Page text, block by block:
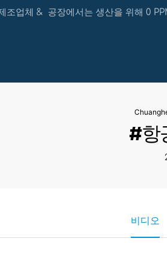
조업체 & 공장에서는 생산을 위해 0
#항
비디오